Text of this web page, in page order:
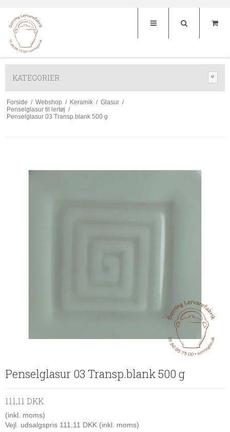
KATEGORIER
Forside / Webshop / Keramik / Glasur /
Penselglasur til lertøj /
Penselglasur 03 Transp.blank 500 g
Penselglasur 03 Transp.blank 500 g
111,11 DKK
(inkl. moms)
Vejl. udsalgspris 111,11 DKK (inkl. moms)